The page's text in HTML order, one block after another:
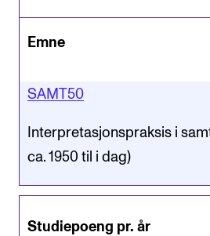
Emne
SAMT50
Interpretasjonspraksis i
ca. 1950 til i dag)
Studiepoeng pr. år